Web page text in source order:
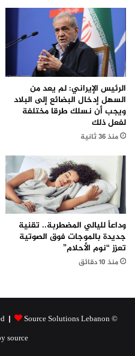
الرئيس الإيراني: لم يعد من
السهل إدخال البضائع إلى البلاد
ويجب أن نسلك طرقا مختلفة
لفعل ذلك
منذ 36 ثانية
وداعاً لليالي المضطربة.. تقنية
جديدة بالموجات فوق الصوتية
تعزز “نوم الأحلام”
منذ 10 دقائق
© Copyright 2026, All Rights Reserved |
Source Solutions Lebanon
source